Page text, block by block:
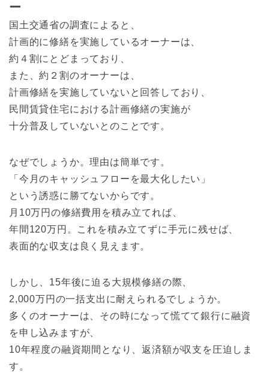
ー
国土交通省の調査によると、
計画的に修繕を実施しているオーナーは、
約４割にとどまっており、
また、約２割のオーナーは、
計画修繕を実施していないと回答しており、
民間賃貸住宅における計画修繕の実施が
十分普及していないとのことです。
なぜでしょうか。理由は簡単です。
「今月のキャッシュフローを最大化したい」
という誘惑に勝てないからです。
月10万円の修繕費用を積み立てれば、
年間120万円。これを積み立てずに手元に残せば、
表面的な収支は良く見えます。
しかし、15年後に迫る大規模修繕の際、
2,000万円の一括支出に耐えられるでしょうか。
多くのオーナーは、その時になって慌てて銀行に融資
を申し込みますが、
10年程度の融資期間となり、返済額が収支を圧迫しま
す。